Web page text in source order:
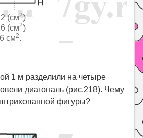
(см2)
(см2)
см2.
1 м разделили на четыре
диагональ (рис.218). Чему
фигуры?